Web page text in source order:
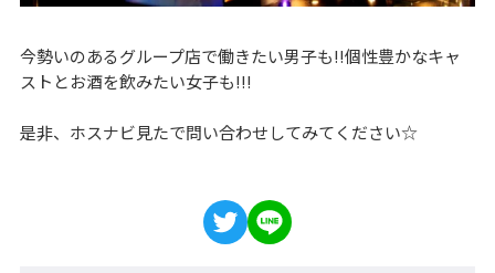
今勢いのあるグループ店で働きたい男子も!!個性豊かなキャ
ストとお酒を飲みたい女子も!!!
是非、ホスナビ見たで問い合わせしてみてください☆